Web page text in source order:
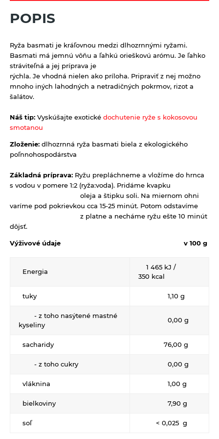
Výrobky z obilnín a polotovary
Polotovary
Zmesi na varenie a pečenie
Zrná a semená
Obilniny
Olejniny
Pseudoobilniny
Semienka na nakličovanie
Strukoviny
Zdravé maškrtenie
Bezlepok - Low Carb - Keto
Čokolády, cukríky, lízatká
Dezertné krémy - Kolatch
Tyčinky, sušienky, oplátky
Ostatné
Dr.Popov - rôzne
Eterické oleje
Kúpele na detoxikáciu organizmu
Literatúra
Propagačný materiál
Tašky, vrecká
Vankúše
POPIS
Ryža basmati je kráľovnou medzi dlhozrnnými ryžami.
Basmati má jemnú vôňu a ľahkú orieškovú arómu. Je ľahko
stráviteľná a jej príprava je
rýchla. Je vhodná nielen ako príloha. Pripraviť z nej možno
mnoho iných lahodných a netradičných pokrmov, rizot a
šalátov.
Náš tip: Vyskúšajte exotické dochutenie ryže s kokosovou
smotanou
Zloženie: dlhozrnná ryža basmati biela z ekologického
poľnnohospodárstva
Základná príprava: Ryžu prepláchneme a vložíme do hrnca
s vodou v pomere 1:2 (ryža:voda). Pridáme kvapku
oleja a štipku soli. Na miernom ohni
varíme pod pokrievkou cca 15-25 minút. Potom odstavíme
z platne a necháme ryžu ešte 10 minút
dôjsť.
Výživové údaje v 100 g
Energia
1 465 kJ /
350 kcal
tuky 1,10 g
- z toho nasýtené mastné
kyseliny
0,00 g
sacharidy 76,00 g
- z toho cukry 0,00 g
vláknina 1,00 g
bielkoviny 7,90 g
soľ < 0,025 g